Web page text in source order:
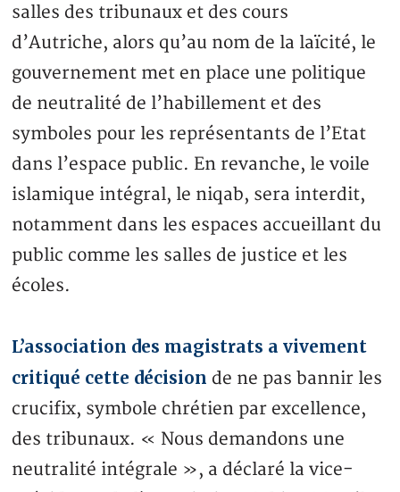
salles des tribunaux et des cours
d’Autriche, alors qu’au nom de la laïcité, le
gouvernement met en place une politique
de neutralité de l’habillement et des
symboles pour les représentants de l’Etat
dans l’espace public. En revanche, le voile
islamique intégral, le niqab, sera interdit,
notamment dans les espaces accueillant du
public comme les salles de justice et les
écoles.
L’association des magistrats a vivement
critiqué cette décision de ne pas bannir les
crucifix, symbole chrétien par excellence,
des tribunaux. « Nous demandons une
neutralité intégrale », a déclaré la vice-